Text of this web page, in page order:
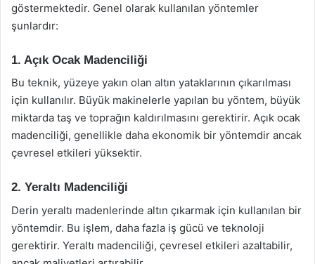
göstermektedir. Genel olarak kullanılan yöntemler
şunlardır:
1. Açık Ocak Madenciliği
Bu teknik, yüzeye yakın olan altın yataklarının çıkarılması
için kullanılır. Büyük makinelerle yapılan bu yöntem, büyük
miktarda taş ve toprağın kaldırılmasını gerektirir. Açık ocak
madenciliği, genellikle daha ekonomik bir yöntemdir ancak
çevresel etkileri yüksektir.
2. Yeraltı Madenciliği
Derin yeraltı madenlerinde altın çıkarmak için kullanılan bir
yöntemdir. Bu işlem, daha fazla iş gücü ve teknoloji
gerektirir. Yeraltı madenciliği, çevresel etkileri azaltabilir,